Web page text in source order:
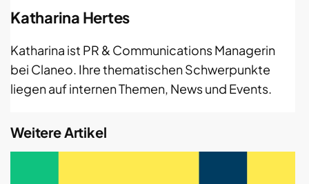
Katharina Hertes
Katharina ist PR & Communications Managerin
bei Claneo. Ihre thematischen Schwerpunkte
liegen auf internen Themen, News und Events.
Weitere Artikel